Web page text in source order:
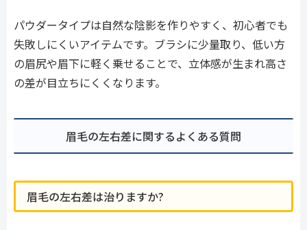
パウダータイプは自然な陰影を作りやすく、初心者でも
失敗しにくいアイテムです。ブラシに少量取り、低い方
の眉尻や眉下に軽く乗せることで、立体感が生まれ高さ
の差が目立ちにくくなります。
眉毛の左右差に関するよくある質問
眉毛の左右差は治りますか?